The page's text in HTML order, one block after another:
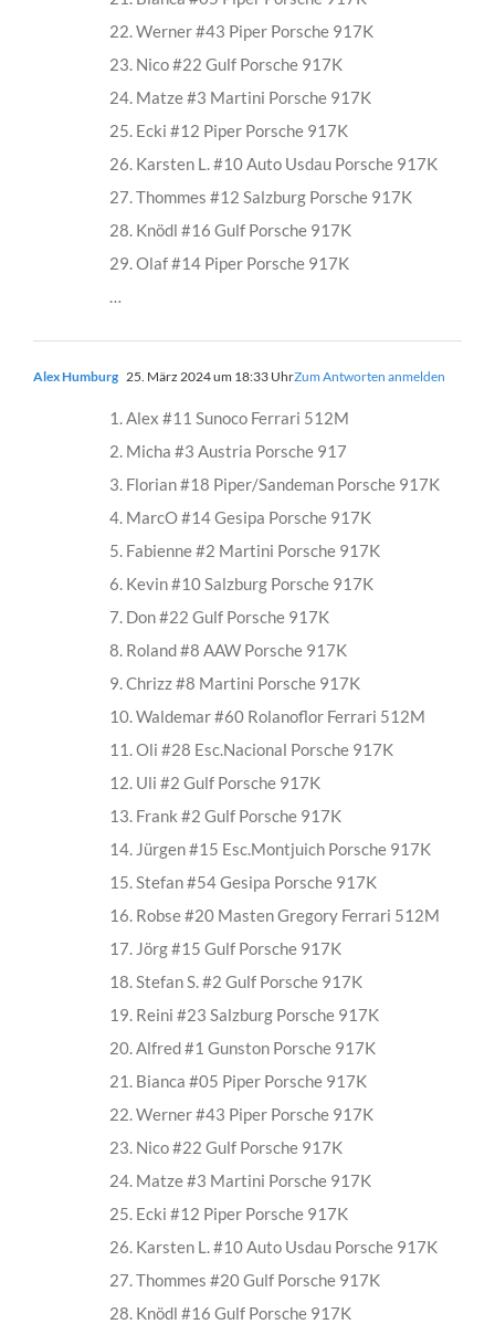
22. Werner #43 Piper Porsche 917K
23. Nico #22 Gulf Porsche 917K
24. Matze #3 Martini Porsche 917K
25. Ecki #12 Piper Porsche 917K
26. Karsten L. #10 Auto Usdau Porsche 917K
27. Thommes #12 Salzburg Porsche 917K
28. Knödl #16 Gulf Porsche 917K
29. Olaf #14 Piper Porsche 917K
…
Alex Humburg 25. März 2024 um 18:33 UhrZum Antworten anmelden
1. Alex #11 Sunoco Ferrari 512M
2. Micha #3 Austria Porsche 917
3. Florian #18 Piper/Sandeman Porsche 917K
4. MarcO #14 Gesipa Porsche 917K
5. Fabienne #2 Martini Porsche 917K
6. Kevin #10 Salzburg Porsche 917K
7. Don #22 Gulf Porsche 917K
8. Roland #8 AAW Porsche 917K
9. Chrizz #8 Martini Porsche 917K
10. Waldemar #60 Rolanoflor Ferrari 512M
11. Oli #28 Esc.Nacional Porsche 917K
12. Uli #2 Gulf Porsche 917K
13. Frank #2 Gulf Porsche 917K
14. Jürgen #15 Esc.Montjuich Porsche 917K
15. Stefan #54 Gesipa Porsche 917K
16. Robse #20 Masten Gregory Ferrari 512M
17. Jörg #15 Gulf Porsche 917K
18. Stefan S. #2 Gulf Porsche 917K
19. Reini #23 Salzburg Porsche 917K
20. Alfred #1 Gunston Porsche 917K
21. Bianca #05 Piper Porsche 917K
22. Werner #43 Piper Porsche 917K
23. Nico #22 Gulf Porsche 917K
24. Matze #3 Martini Porsche 917K
25. Ecki #12 Piper Porsche 917K
26. Karsten L. #10 Auto Usdau Porsche 917K
27. Thommes #20 Gulf Porsche 917K
28. Knödl #16 Gulf Porsche 917K